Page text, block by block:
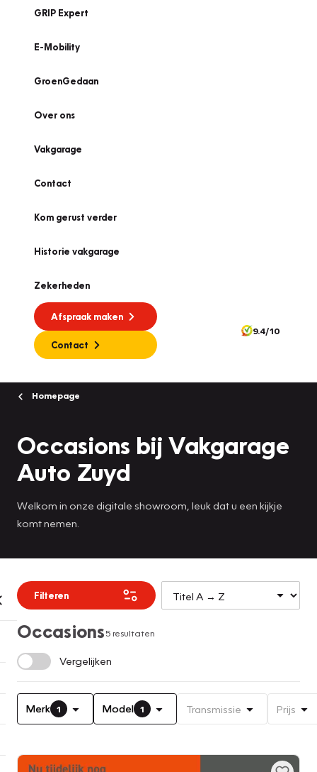
GRIP Expert
E-Mobility
GroenGedaan
Over ons
Vakgarage
Contact
Kom gerust verder
Historie vakgarage
Zekerheden
Afspraak maken
Contact
9.4/10
Homepage
Occasions bij Vakgarage
Auto Zuyd
Welkom in onze digitale showroom, leuk dat u een kijkje
komt nemen.
Filteren
Occasions5 resultaten
Vergelijken
Merk 1 Model 1 Transmissie Prijs